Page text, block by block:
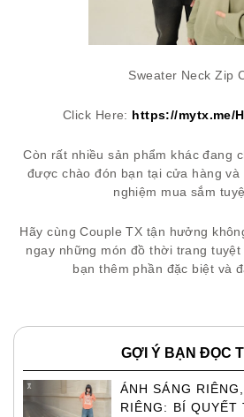
Sweater Neck Zip
Click Here: https://mytx.me/
Còn rất nhiều sản phẩm khác đang
được chào đón bạn tại cửa hàng
nghiệm mua sắm
Hãy cùng Couple TX tận hưởng
ngay những món đồ thời trang
bạn thêm phần đặc biệt và
GỢI Ý BẠN ĐỌC
ÁNH SÁNG
RIÊNG: BÍ QUYẾT